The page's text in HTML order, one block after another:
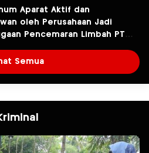
Aparat Aktif dan
oleh Perusahaan Jadi
Pencemaran Limbah PT
Semua